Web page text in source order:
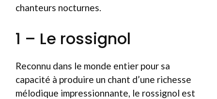
chanteurs nocturnes.
1 – Le rossignol
Reconnu dans le monde entier pour sa
capacité à produire un chant d’une richesse
mélodique impressionnante, le rossignol est